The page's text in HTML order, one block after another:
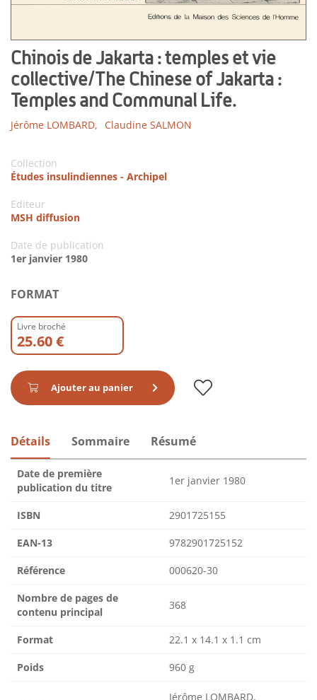
Chinois de Jakarta : temples et vie
collective/The Chinese of Jakarta :
Temples and Communal Life.
Jérôme LOMBARD, Claudine SALMON
Collection
Études insulindiennes - Archipel
Editeur
MSH diffusion
Date de publication
1er janvier 1980
FORMAT
Livre broché
25.60 €
Ajouter au panier
Détails Sommaire Résumé
Date de première
publication du titre
1er janvier 1980
ISBN 2901725155
EAN-13 9782901725152
Référence 000620-30
Nombre de pages de
contenu principal
368
Format 22.1 x 14.1 x 1.1 cm
Poids 960 g
Jérôme LOMBARD,